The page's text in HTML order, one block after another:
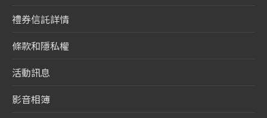
禮券信託詳情
條款和隱私權
活動訊息
影音相簿